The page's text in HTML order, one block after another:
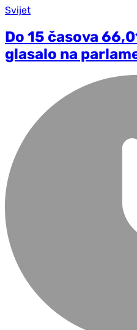
Svijet
Do 15 časova
glasalo na